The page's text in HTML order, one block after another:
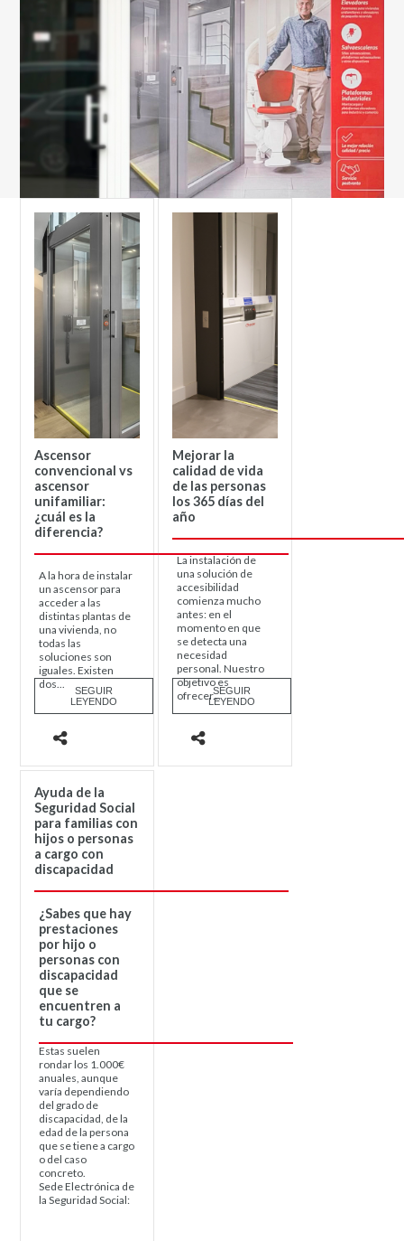
Ascensor
convencional vs
ascensor
unifamiliar:
¿cuál es la
diferencia?
A la hora de instalar
un ascensor para
acceder a las
distintas plantas de
una vivienda, no
todas las
soluciones son
iguales. Existen
dos...
SEGUIR
LEYENDO
Mejorar la
calidad de vida
de las personas
los 365 días del
año
La instalación de
una solución de
accesibilidad
comienza mucho
antes: en el
momento en que
se detecta una
necesidad
personal. Nuestro
objetivo es
ofrecer...SEGUIR
LEYENDO
Ayuda de la
Seguridad Social
para familias con
hijos o personas
a cargo con
discapacidad
¿Sabes que hay
prestaciones
por hijo o
personas con
discapacidad
que se
encuentren a
tu cargo?
Estas suelen
rondar los 1.000€
anuales, aunque
varía dependiendo
del grado de
discapacidad, de la
edad de la persona
que se tiene a cargo
o del caso
concreto.
Sede Electrónica de
la Seguridad Social: